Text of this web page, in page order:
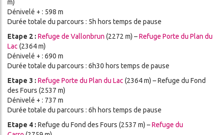
m)
Dénivelé + : 598 m
Durée totale du parcours : 5h hors temps de pause
Etape 2 : Refuge de Vallonbrun (2272 m) –Refuge Porte du Plan du
Lac (2364 m)
Dénivelé + : 690 m
Durée totale du parcours : 6h30 hors temps de pause
Etape 3 : Refuge Porte du Plan du Lac (2364 m) – Refuge du Fond
des Fours (2537 m)
Dénivelé + : 737 m
Durée totale du parcours : 6h hors temps de pause
Etape 4 : Refuge du Fond des Fours (2537 m) –Refuge du